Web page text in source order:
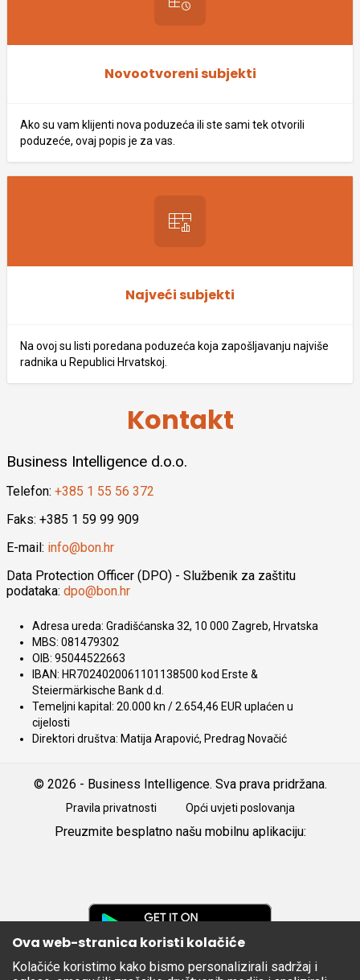
Novootvoreni subjekti
Ako su vam klijenti nova poduzeća ili ste sami tek otvorili
poduzeće, ovaj popis je za vas.
Najveći subjekti
Na ovoj su listi poredana poduzeća koja zapošljavanju najviše
radnika u Republici Hrvatskoj.
Kontakt
Business Intelligence d.o.o.
Telefon: +385 1 55 56 372
Faks: +385 1 59 99 909
E-mail: info@bon.hr
Data Protection Officer (DPO) - Službenik za zaštitu
podataka: dpo@bon.hr
Adresa ureda: Gradišćanska 32, 10 000 Zagreb, Hrvatska
MBS: 081479302
OIB: 95044522663
IBAN: HR7024020061101138500 kod Erste &
Steiermärkische Bank d.d.
Temeljni kapital: 20.000 kn / 2.654,46 EUR uplaćen u
cijelosti
Direktori društva: Matija Arapović, Predrag Novačić
© 2026 - Business Intelligence. Sva prava pridržana.
Pravila privatnosti Opći uvjeti poslovanja
Preuzmite besplatno našu mobilnu aplikaciju:
Apple
Ova web-stranica koristi kolačiće
Kolačiće koristimo kako bismo personalizirali sadržaj i